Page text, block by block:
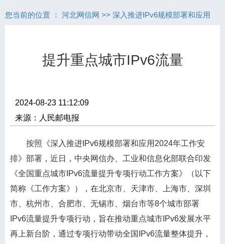
您当前的位置 ： 河北网信网 >> 深入推进IPv6规模部署和应用
提升重点城市IPv6流量
2024-08-23 11:12:09
来源：人民邮电报
按照《深入推进IPv6规模部署和应用2024年工作安
排》部署，近日，中央网信办、工业和信息化部联合印发
《全国重点城市IPv6流量提升专项行动工作方案》（以下
简称《工作方案》），在北京市、天津市、上海市、深圳
市、杭州市、合肥市、无锡市、烟台市等8个城市部署
IPv6流量提升专项行动，旨在推动重点城市IPv6发展水平
再上新台阶，通过专项行动带动全国IPv6流量整体提升，